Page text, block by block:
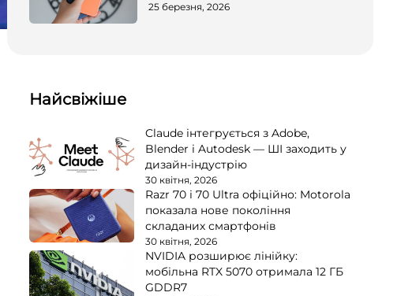
25 березня, 2026
Найсвіжіше
Claude інтегрується з Adobe,
Blender і Autodesk — ШІ заходить у
дизайн-індустрію
30 квітня, 2026
Razr 70 і 70 Ultra офіційно: Motorola
показала нове покоління
складаних смартфонів
30 квітня, 2026
NVIDIA розширює лінійку:
мобільна RTX 5070 отримала 12 ГБ
GDDR7